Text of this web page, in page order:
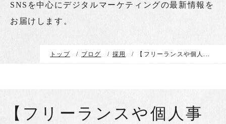
SNSを中心に デジタルマーケティングの最新情報を
お届けします。
トップ / ブログ / 採用 / 【フリーランスや個人...
【フリーランスや個人事